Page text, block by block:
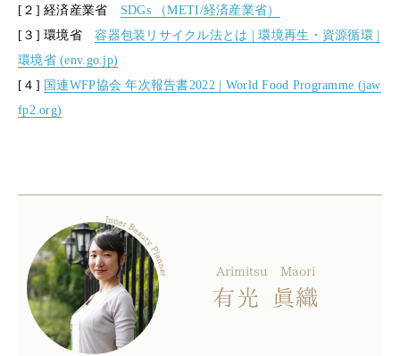
[２] 経済産業省 SDGs （METI/経済産業省）
[３] 環境省容器包装リサイクル法とは | 環境再生・資源循環 |
環境省 (env.go.jp)
[４] 国連WFP協会 年次報告書2022 | World Food Programme (jaw
fp2.org)
Arimitsu Maori
有光 眞織